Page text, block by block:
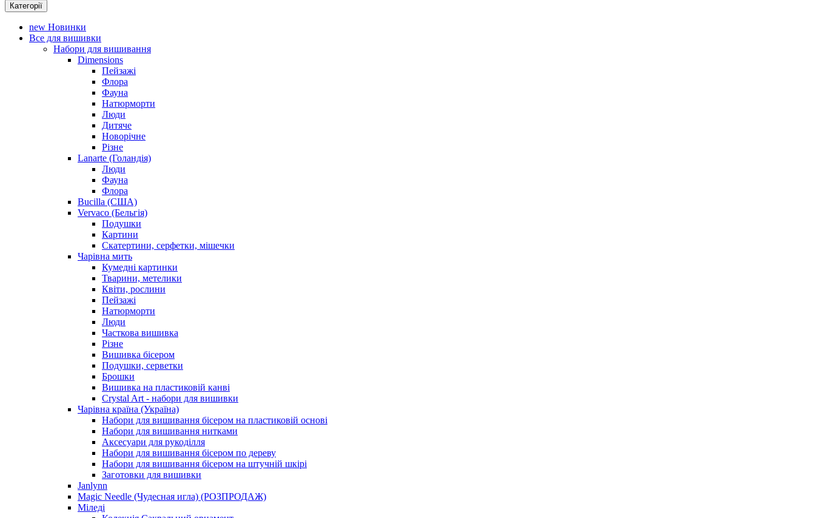
Категорії
new Новинки
Все для вишивки
Набори для вишивання
Dimensions
Пейзажі
Флора
Фауна
Натюрморти
Люди
Дитяче
Новорічне
Різне
Lanarte (Голандія)
Люди
Фауна
Флора
Bucilla (США)
Vervaco (Бельгія)
Подушки
Картини
Скатертини, серфетки, мішечки
Чарiвна мить
Кумедні картинки
Тварини, метелики
Квіти, рослини
Пейзажі
Натюрморти
Люди
Часткова вишивка
Різне
Вишивка бісером
Подушки, серветки
Брошки
Вишивка на пластиковій канві
Crystal Art - набори для вишивки
Чарівна країна (Україна)
Набори для вишивання бісером на пластиковій основі
Набори для вишивання нитками
Аксесуари для рукоділля
Набори для вишивання бісером по дереву
Набори для вишивання бісером на штучній шкірі
Заготовки для вишивки
Janlynn
Magic Needle (Чудесная игла) (РОЗПРОДАЖ)
Міледі